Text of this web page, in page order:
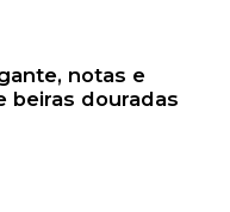
notas e
beiras douradas